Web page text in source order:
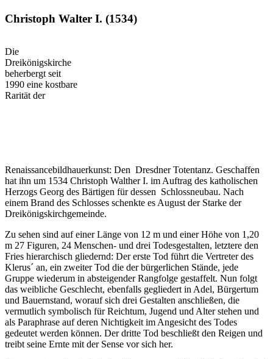
Christoph Walter I. (1534)
Die
Dreikönigskirche
beherbergt seit
1990 eine kostbare
Rarität der
Renaissancebildhauerkunst: Den Dresdner Totentanz. Geschaffen
hat ihn um 1534 Christoph Walther I. im Auftrag des katholischen
Herzogs Georg des Bärtigen für dessen Schlossneubau. Nach
einem Brand des Schlosses schenkte es August der Starke der
Dreikönigskirchgemeinde.
Zu sehen sind auf einer Länge von 12 m und einer Höhe von 1,20
m 27 Figuren, 24 Menschen- und drei Todesgestalten, letztere den
Fries hierarchisch gliedernd: Der erste Tod führt die Vertreter des
Klerus´ an, ein zweiter Tod die der bürgerlichen Stände, jede
Gruppe wiederum in absteigender Rangfolge gestaffelt. Nun folgt
das weibliche Geschlecht, ebenfalls gegliedert in Adel, Bürgertum
und Bauernstand, worauf sich drei Gestalten anschließen, die
vermutlich symbolisch für Reichtum, Jugend und Alter stehen und
als Paraphrase auf deren Nichtigkeit im Angesicht des Todes
gedeutet werden können. Der dritte Tod beschließt den Reigen und
treibt seine Ernte mit der Sense vor sich her.